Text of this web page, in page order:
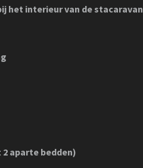
het interieur van de stacaravan
aparte bedden)